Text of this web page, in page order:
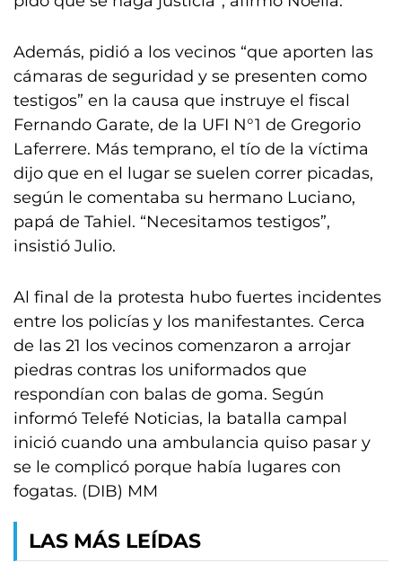
Además, pidió a los vecinos “que aporten las
cámaras de seguridad y se presenten como
testigos” en la causa que instruye el fiscal
Fernando Garate, de la UFI N°1 de Gregorio
Laferrere. Más temprano, el tío de la víctima
dijo que en el lugar se suelen correr picadas,
según le comentaba su hermano Luciano,
papá de Tahiel. “Necesitamos testigos”,
insistió Julio.
Al final de la protesta hubo fuertes incidentes
entre los policías y los manifestantes. Cerca
de las 21 los vecinos comenzaron a arrojar
piedras contras los uniformados que
respondían con balas de goma. Según
informó Telefé Noticias, la batalla campal
inició cuando una ambulancia quiso pasar y
se le complicó porque había lugares con
fogatas. (DIB) MM
LAS MÁS LEÍDAS